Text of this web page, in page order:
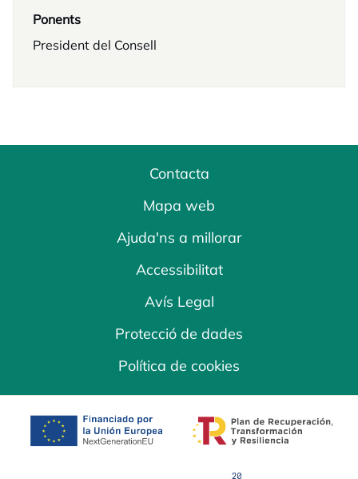
Ponents
President del Consell
Contacta
Mapa web
Ajuda'ns a millorar
Accessibilitat
Avís Legal
Protecció de dades
Política de cookies
opens in a new tab opens in a new